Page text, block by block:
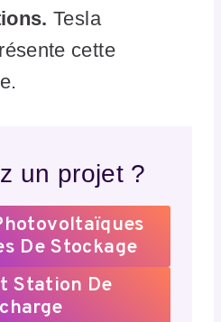
Tesla
cette
un projet ?
De Stockage
Station De